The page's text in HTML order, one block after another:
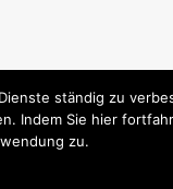
ständig zu
Indem Sie hier
zu.